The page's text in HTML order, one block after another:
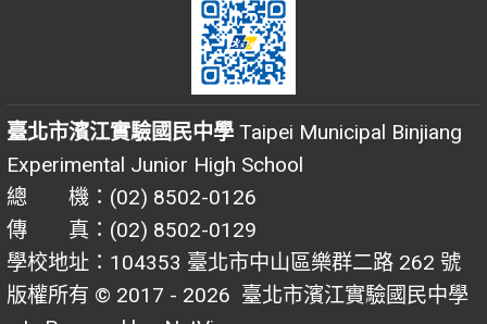
臺北市濱江實驗國民中學 Taipei Municipal Binjiang
Experimental Junior High School
總 機：(02) 8502-0126
傳 真：(02) 8502-0129
學校地址：104353 臺北市中山區樂群二路 262 號
版權所有 © 2017 - 2026 臺北市濱江實驗國民中學